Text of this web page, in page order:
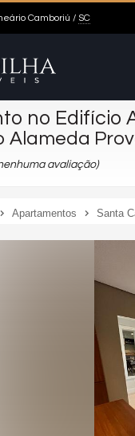
Camboriú / SC
no Edifício
Alameda
avaliação)
Apartamentos Santa